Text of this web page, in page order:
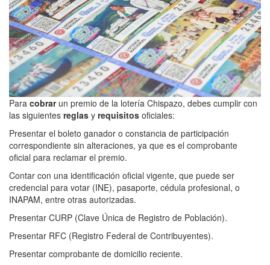
Para cobrar un premio de la lotería Chispazo, debes cumplir con
las siguientes reglas y requisitos oficiales:
Presentar el boleto ganador o constancia de participación
correspondiente sin alteraciones, ya que es el comprobante
oficial para reclamar el premio.
Contar con una identificación oficial vigente, que puede ser
credencial para votar (INE), pasaporte, cédula profesional, o
INAPAM, entre otras autorizadas.
Presentar CURP (Clave Única de Registro de Población).
Presentar RFC (Registro Federal de Contribuyentes).
Presentar comprobante de domicilio reciente.